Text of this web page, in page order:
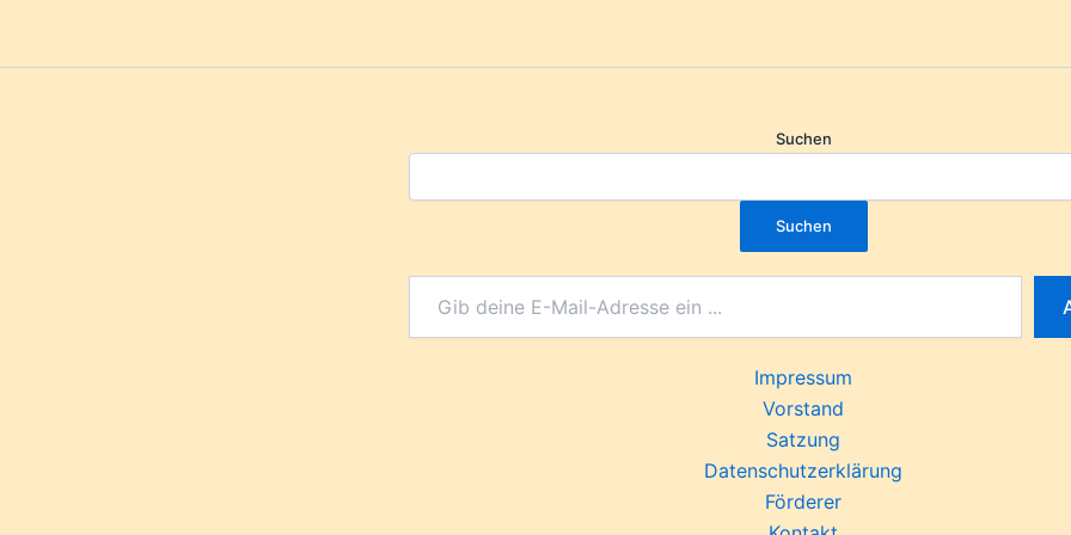
Suchen
Suchen
Impressum
Vorstand
Satzung
Datenschutzerklärung
Förderer